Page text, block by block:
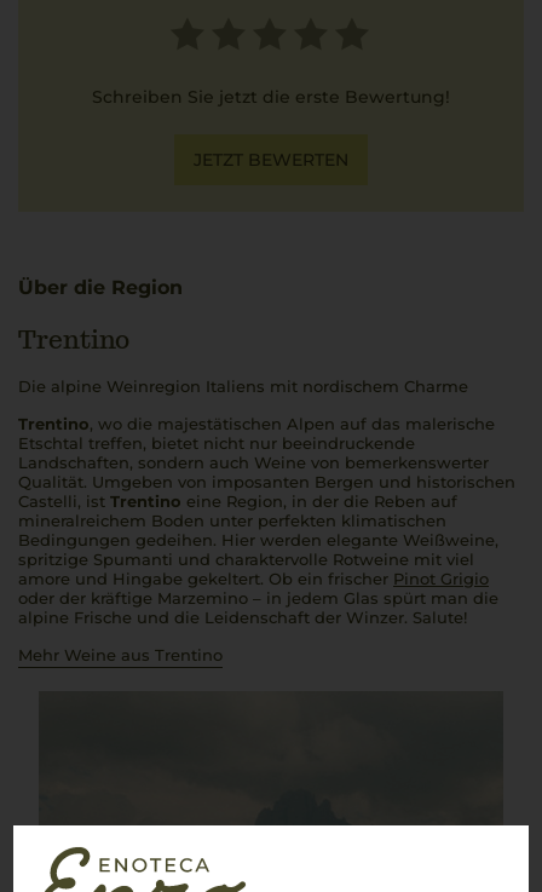
Schreiben Sie jetzt die erste Bewertung!
JETZT BEWERTEN
Über die Region
Trentino
Die alpine Weinregion Italiens mit nordischem Charme
Trentino, wo die majestätischen Alpen auf das malerische
Etschtal treffen, bietet nicht nur beeindruckende
Landschaften, sondern auch Weine von bemerkenswerter
Qualität. Umgeben von imposanten Bergen und historischen
Castelli, ist Trentino eine Region, in der die Reben auf
mineralreichem Boden unter perfekten klimatischen
Bedingungen gedeihen. Hier werden elegante Weißweine,
spritzige Spumanti und charaktervolle Rotweine mit viel
amore und Hingabe gekeltert. Ob ein frischer Pinot Grigio
oder der kräftige Marzemino – in jedem Glas spürt man die
alpine Frische und die Leidenschaft der Winzer. Salute!
Mehr Weine aus Trentino